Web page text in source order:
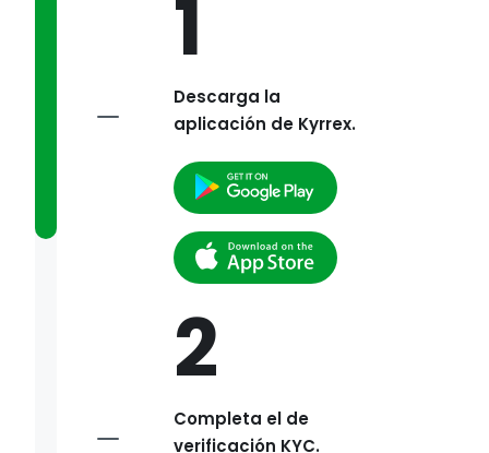
Descarga la
aplicación de Kyrrex.
1
Completa el de
verificación KYC.
2